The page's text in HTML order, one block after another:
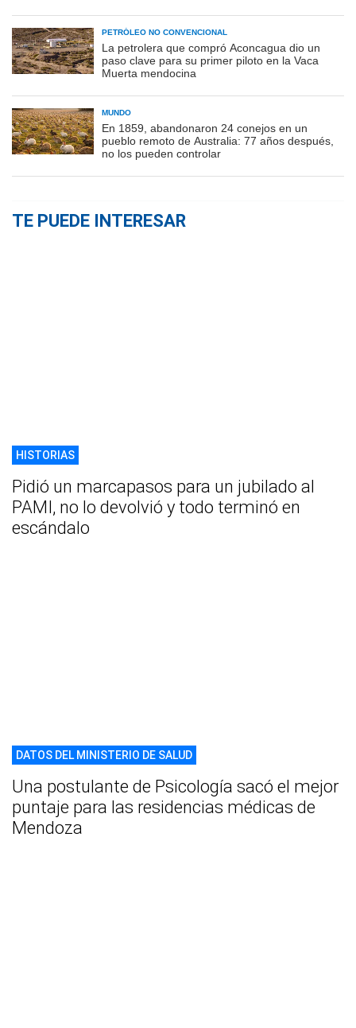
PETRÓLEO NO CONVENCIONAL
La petrolera que compró Aconcagua dio un
paso clave para su primer piloto en la Vaca
Muerta mendocina
MUNDO
En 1859, abandonaron 24 conejos en un
pueblo remoto de Australia: 77 años después,
no los pueden controlar
TE PUEDE INTERESAR
HISTORIAS
Pidió un marcapasos para un jubilado al
PAMI, no lo devolvió y todo terminó en
escándalo
DATOS DEL MINISTERIO DE SALUD
Una postulante de Psicología sacó el mejor
puntaje para las residencias médicas de
Mendoza